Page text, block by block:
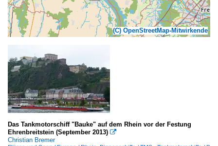
(C) OpenStreetMap-Mitwirkende
Das Tankmotorschiff "Bauke" auf dem Rhein vor der Festung
Ehrenbreitstein (September 2013) 
Christian Bremer